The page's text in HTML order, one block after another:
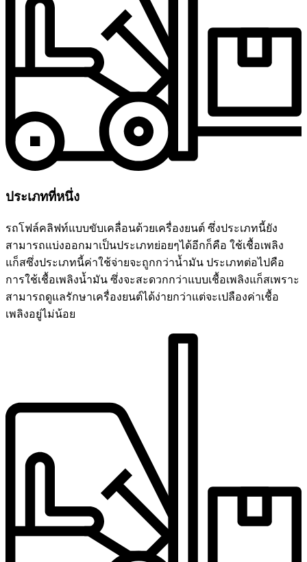
ประเภทที่หนึ่ง
รถโฟล์คลิฟท์แบบขับเคลื่อนด้วยเครื่องยนต์ ซึ่งประเภทนี้ยัง
สามารถแบ่งออกมาเป็นประเภทย่อยๆได้อีกก็คือ ใช้เชื้อเพลิง
แก็สซึ่งประเภทนี้ค่าใช้จ่ายจะถูกกว่าน้ำมัน ประเภทต่อไปคือ
การใช้เชื้อเพลิงน้ำมัน ซึ่งจะสะดวกกว่าแบบเชื้อเพลิงแก็สเพราะ
สามารถดูแลรักษาเครื่องยนต์ได้ง่ายกว่าแต่จะเปลืองค่าเชื้อ
เพลิงอยู่ไม่น้อย